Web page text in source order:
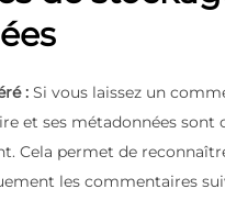
: Si vous laissez un
et ses métadonnées sont
Cela permet de
les commentaires